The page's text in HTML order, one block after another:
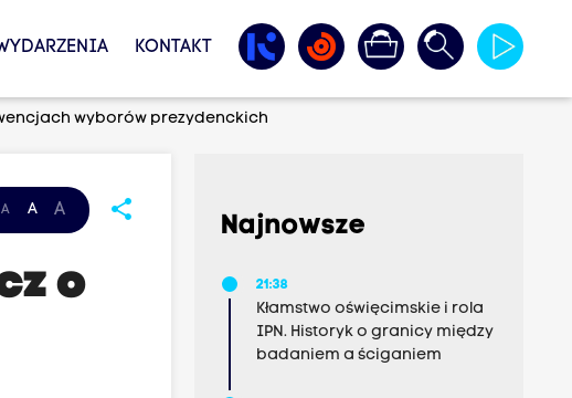
KONTAKT
wyborów prezydenckich
A A A share
o
Najnowsze
21:38
Kłamstwo oświęcimskie i rola
IPN. Historyk o granicy między
badaniem a ściganiem